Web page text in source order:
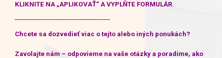
KLIKNITE NA „APLIKOVAŤ“ A VYPLŇTE FORMULÁR.
------------------------------------------------
Chcete sa dozvedieť viac o tejto alebo iných ponukách?
Zavolajte nám – odpovieme na vaše otázky a poradíme, ako